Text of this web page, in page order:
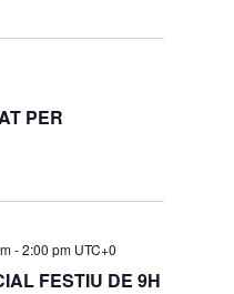
PER
FESTIU DE 9H
-2:00 pm UTC+0